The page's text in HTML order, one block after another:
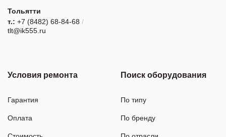
Тольятти
т.: +7 (8482) 68-84-68 /
tlt@ik555.ru
Условия ремонта
Гарантия
Оплата
Поиск оборудования
По типу
По бренду